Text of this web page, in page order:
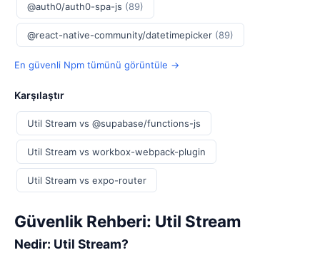
@auth0/auth0-spa-js (89)
@react-native-community/datetimepicker (89)
En güvenli Npm tümünü görüntüle →
Karşılaştır
Util Stream vs @supabase/functions-js
Util Stream vs workbox-webpack-plugin
Util Stream vs expo-router
Güvenlik Rehberi: Util Stream
Nedir: Util Stream?